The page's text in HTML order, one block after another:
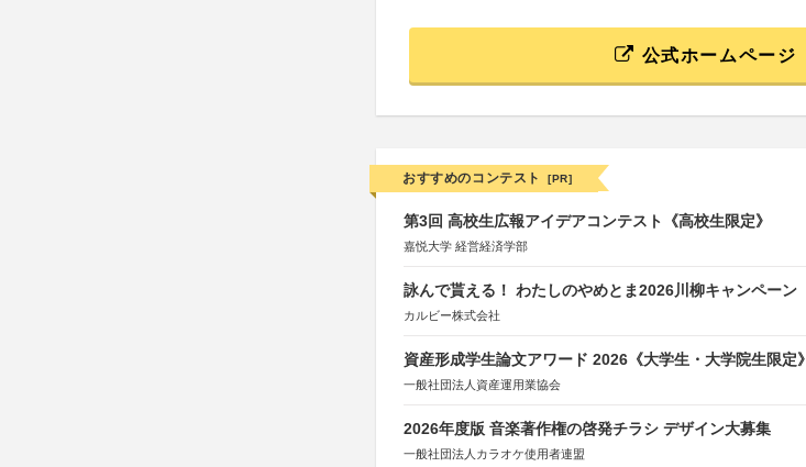
公式ホームページ
おすすめのコンテスト [PR]
第3回 高校生広報アイデアコンテスト《高校生限定》
嘉悦大学 経営経済学部
詠んで貰える！ わたしのやめとま2026川柳キャンペーン
カルビー株式会社
資産形成学生論文アワード 2026《大学生・大学院生限定》
一般社団法人資産運用業協会
2026年度版 音楽著作権の啓発チラシ デザイン大募集
一般社団法人カラオケ使用者連盟